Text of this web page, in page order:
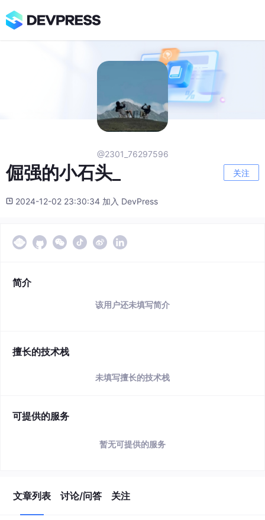
@2301_76297596
倔强的小石头_ 关注
2024-12-02 23:30:34 加入 DevPress
简介
该用户还未填写简介
擅长的技术栈
未填写擅长的技术栈
可提供的服务
暂无可提供的服务
文章列表 讨论/问答 关注